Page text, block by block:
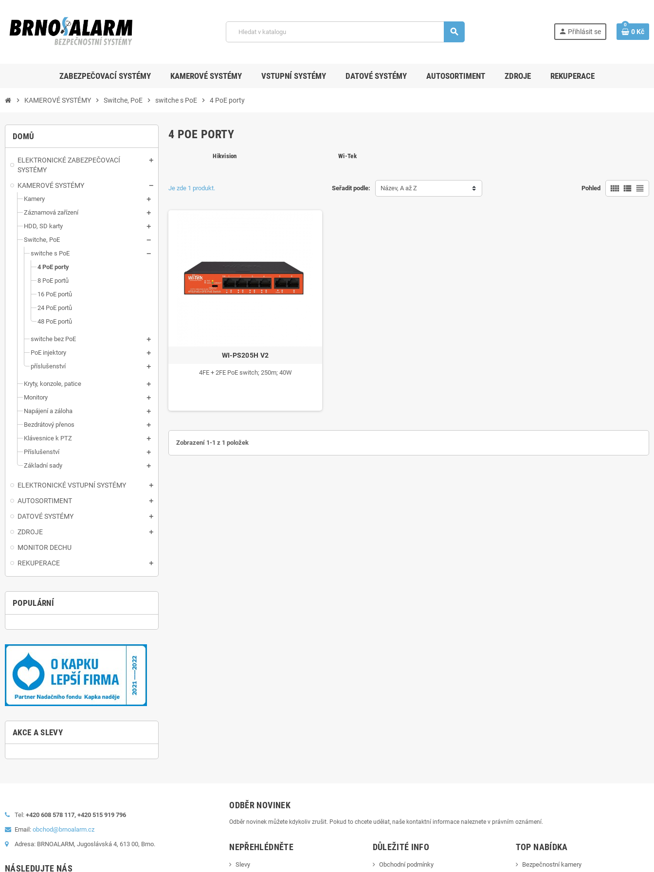
search person Přihlásit se
0
0 Kč
ZABEZPEČOVACÍ SYSTÉMY KAMEROVÉ SYSTÉMY VSTUPNÍ SYSTÉMY DATOVÉ SYSTÉMY AUTOSORTIMENT ZDROJE REKUPERACE
chevron_right KAMEROVÉ SYSTÉMY chevron_right Switche, PoE chevron_right switche s PoE chevron_right 4 PoE porty
DOMŮ
ELEKTRONICKÉ ZABEZPEČOVACÍ
SYSTÉMY
KAMEROVÉ SYSTÉMY
Kamery
Záznamová zařízení
HDD, SD karty
Switche, PoE
switche s PoE
4 PoE porty
8 PoE portů
16 PoE portů
24 PoE portů
48 PoE portů
switche bez PoE
PoE injektory
příslušenství
Kryty, konzole, patice
Monitory
Napájení a záloha
Bezdrátový přenos
Klávesnice k PTZ
Příslušenství
Základní sady
ELEKTRONICKÉ VSTUPNÍ SYSTÉMY
AUTOSORTIMENT
DATOVÉ SYSTÉMY
ZDROJE
MONITOR DECHU
REKUPERACE
POPULÁRNÍ
AKCE A SLEVY
4 POE PORTY
Hikvision Wi-Tek
Seřadit podle: Název, A až Z Pohled view_comfy view_list view_headline
Je zde 1 produkt.
WI-PS205H V2
4FE + 2FE PoE switch; 250m; 40W
Zobrazení 1-1 z 1 položek
Tel: +420 608 578 117, +420 515 919 796
Email: obchod@brnoalarm.cz
Adresa: BRNOALARM, Jugoslávská 4, 613 00, Brno.
NÁSLEDUJTE NÁS
ODBĚR NOVINEK
Odběr novinek můžete kdykoliv zrušit. Pokud to chcete udělat, naše kontaktní informace naleznete v právním oznámení.
NEPŘEHLÉDNĚTE
Slevy
DŮLEŽITÉ INFO
Obchodní podmínky
TOP NABÍDKA
Bezpečnostní kamery